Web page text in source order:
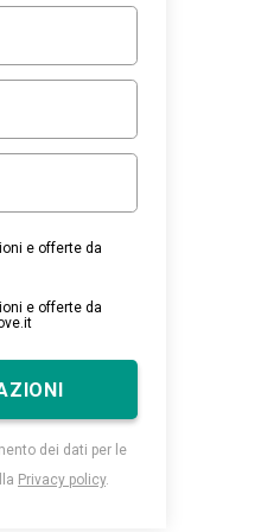
e offerte da
e offerte da
dei dati per le
Privacy policy.